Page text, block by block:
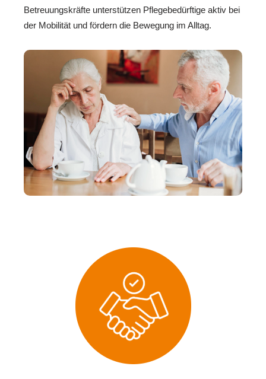
Betreuungskräfte unterstützen Pflegebedürftige aktiv bei
der Mobilität und fördern die Bewegung im Alltag.